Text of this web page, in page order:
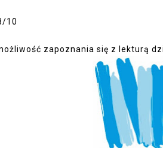
10
zapoznania się z lekturą